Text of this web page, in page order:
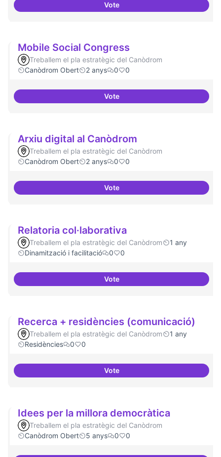
VoteRefugi en cas d'un tall a internet
Mobile Social Congress
Treballem el pla estratègic del Canòdrom
Canòdrom Obert
2 anys 0 0
VoteMobile Social Congress
Arxiu digital al Canòdrom
Treballem el pla estratègic del Canòdrom
Canòdrom Obert
2 anys 0 0
VoteArxiu digital al Canòdrom
Relatoria col·laborativa
Treballem el pla estratègic del Canòdrom
1 any
Dinamització i facilitació
0 0
VoteRelatoria col·laborativa
Recerca + residències (comunicació)
Treballem el pla estratègic del Canòdrom
1 any
Residències
0 0
VoteRecerca + residències
Idees per la millora democràtica
Treballem el pla estratègic del Canòdrom
Canòdrom Obert
5 anys 0 0